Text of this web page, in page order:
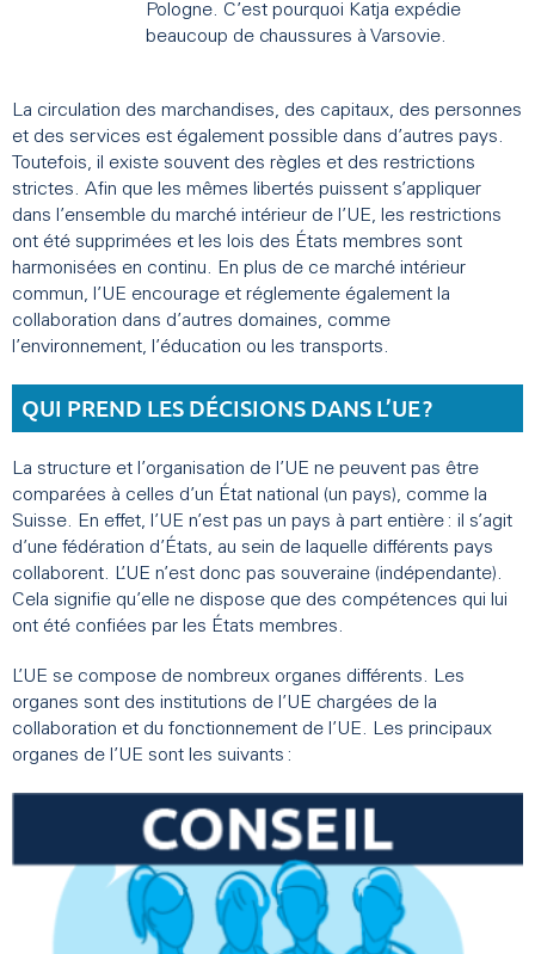
Pologne. C’est pourquoi Katja expédie
beaucoup de chaussures à Varsovie.
La circulation des marchandises, des capitaux, des personnes
et des services est également possible dans d’autres pays.
Toutefois, il existe souvent des règles et des restrictions
strictes. Afin que les mêmes libertés puissent s’appliquer
dans l’ensemble du marché intérieur de l’UE, les restrictions
ont été supprimées et les lois des États membres sont
harmonisées en continu. En plus de ce marché intérieur
commun, l’UE encourage et réglemente également la
collaboration dans d’autres domaines, comme
l’environnement, l’éducation ou les transports.
QUI PREND LES DÉCISIONS DANS L’UE ?
La structure et l’organisation de l’UE ne peuvent pas être
comparées à celles d’un État national (un pays), comme la
Suisse. En effet, l’UE n’est pas un pays à part entière : il s’agit
d’une fédération d’États, au sein de laquelle différents pays
collaborent. L’UE n’est donc pas souveraine (indépendante).
Cela signifie qu’elle ne dispose que des compétences qui lui
ont été confiées par les États membres.
L’UE se compose de nombreux organes différents. Les
organes sont des institutions de l’UE chargées de la
collaboration et du fonctionnement de l’UE. Les principaux
organes de l’UE sont les suivants :